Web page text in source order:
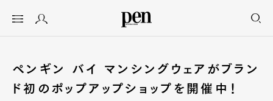
ペンギン バイ マンシングウェアがブラン
ド初のポップアップショップを開催中！